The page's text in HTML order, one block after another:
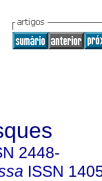
2448-
ISSN